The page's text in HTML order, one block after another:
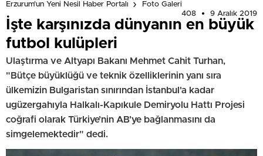
Erzurum'un Yeni Nesil Haber Portalı
Foto Galeri
408
9 Aralık 2019
İşte karşınızda dünyanın en büyük
futbol kulüpleri
Ulaştırma ve Altyapı Bakanı Mehmet Cahit Turhan,
"Bütçe büyüklüğü ve teknik özelliklerinin yanı sıra
ülkemizin Bulgaristan sınırından İstanbul'a kadar
ugüzergahıyla Halkalı-Kapıkule Demiryolu Hattı Projesi
coğrafi olarak Türkiye’nin AB’ye bağlanmasını da
simgelemektedir" dedi.